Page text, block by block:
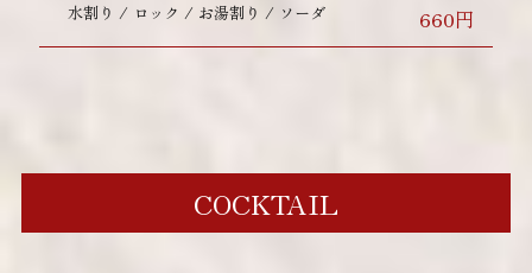
水割り / ロック / お湯割り / ソーダ 660円
COCKTAIL